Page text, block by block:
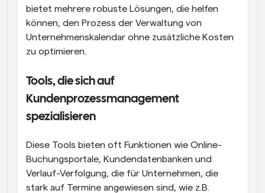
bietet mehrere robuste Lösungen, die helfen
können, den Prozess der Verwaltung von
Unternehmenskalendar ohne zusätzliche Kosten
zu optimieren.
Tools, die sich auf
Kundenprozessmanagement
spezialisieren
Diese Tools bieten oft Funktionen wie Online-
Buchungsportale, Kundendatenbanken und
Verlauf-Verfolgung, die für Unternehmen, die
stark auf Termine angewiesen sind, wie z.B.